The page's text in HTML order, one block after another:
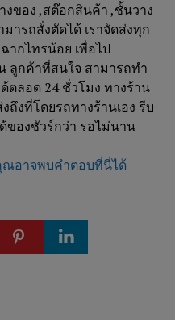
ของ ,สต๊อกสินค้า ,ชั้นวาง
ารถสั่งตัดได้ เราจัดส่งทุก
กไทรน้อย เพื่อไป
ลูกค้าที่สนใจ สามารถทำ
ตลอด 24 ชั่วโมง ทางร้าน
ถึงที่โดยรถทางร้านเอง รีบ
ของชัวร์กว่า รอไม่นาน
อาจพบคำตอบที่นี่ได้